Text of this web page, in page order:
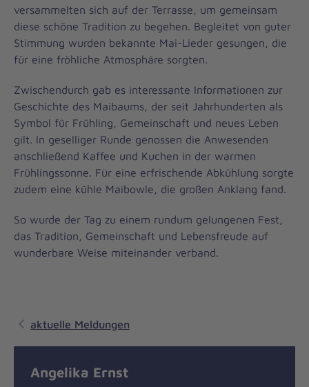
versammelten sich auf der Terrasse, um gemeinsam
diese schöne Tradition zu begehen. Begleitet von guter
Stimmung wurden bekannte Mai-Lieder gesungen, die
für eine fröhliche Atmosphäre sorgten.
Zwischendurch gab es interessante Informationen zur
Geschichte des Maibaums, der seit Jahrhunderten als
Symbol für Frühling, Gemeinschaft und neues Leben
gilt. In geselliger Runde genossen die Anwesenden
anschließend Kaffee und Kuchen in der warmen
Frühlingssonne. Für eine erfrischende Abkühlung sorgte
zudem eine kühle Maibowle, die großen Anklang fand.
So wurde der Tag zu einem rundum gelungenen Fest,
das Tradition, Gemeinschaft und Lebensfreude auf
wunderbare Weise miteinander verband.
aktuelle Meldungen
Angelika Ernst